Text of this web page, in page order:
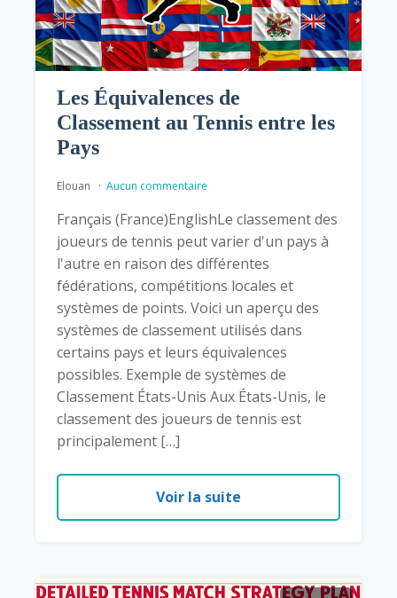
Les Équivalences de
Classement au Tennis entre les
Pays
Elouan Aucun commentaire
Français (France)EnglishLe classement des
joueurs de tennis peut varier d'un pays à
l'autre en raison des différentes
fédérations, compétitions locales et
systèmes de points. Voici un aperçu des
systèmes de classement utilisés dans
certains pays et leurs équivalences
possibles. Exemple de systèmes de
Classement États-Unis Aux États-Unis, le
classement des joueurs de tennis est
principalement […]
Voir la suite